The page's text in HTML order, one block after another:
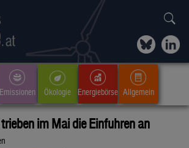
Emissionen Ökologie Energiebörse Allgemein
im Mai die Einfuhren an